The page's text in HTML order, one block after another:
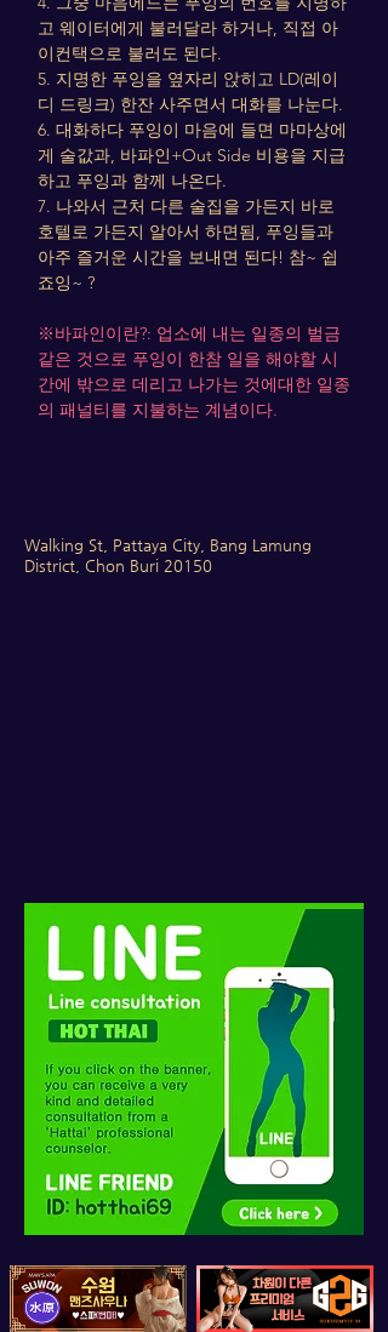
고 웨이터에게 불러달라 하거나, 직접 아
이컨택으로 불러도 된다.
5. 지명한 푸잉을 옆자리 앉히고 LD(레이
디 드링크) 한잔 사주면서 대화를 나눈다.
6. 대화하다 푸잉이 마음에 들면 마마상에
게 술값과, 바파인+Out Side 비용을 지급
하고 푸잉과 함께 나온다.
7. 나와서 근처 다른 술집을 가든지 바로
호텔로 가든지 알아서 하면됨, 푸잉들과
아주 즐거운 시간을 보내면 된다! 참~ 쉽
죠잉~ ?
​※바파인이란?: 업소에 내는 일종의 벌금
같은 것으로 푸잉이 한참 일을 해야할 시
간에 밖으로 데리고 나가는 것에대한 일종
의 패널티를 지불하는 계념이다.
Walking St, Pattaya City, Bang Lamung
District, Chon Buri 20150